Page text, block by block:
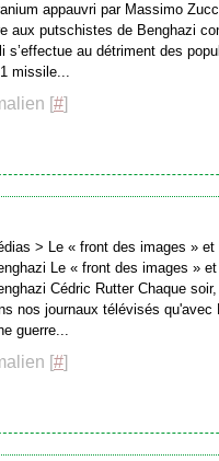
appauvri par Massimo
aux putschistes de Benghazi
s’effectue au détriment des
missile...
[#]
> Le « front des images » et
Le « front des images »
Cédric Rutter Chaque
nos journaux télévisés qu'avec
guerre...
[#]